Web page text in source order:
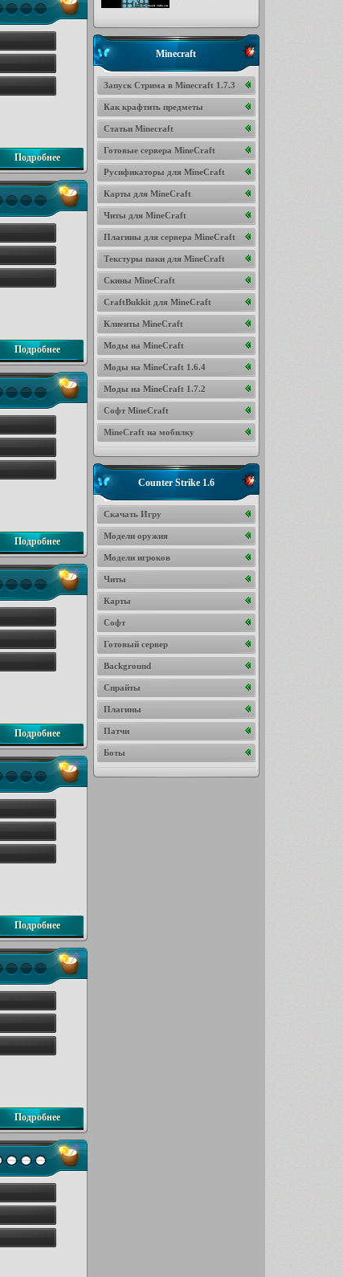
Подробнее
Подробнее
Подробнее
Подробнее
Подробнее
Подробнее
Minecraft
Запуск Стрима в Minecraft 1.7.3
Как крафтить предметы
Статьи Minecraft
Готовые сервера MineCraft
Русификаторы для MineCraft
Карты для MineCraft
Читы для MineCraft
Плагины для сервера MineCraft
Текстуры паки для MineCraft
Скины MineCraft
CraftBukkit для MineCraft
Клиенты MineCraft
Моды на MineCraft
Моды на MineCraft 1.6.4
Моды на MineCraft 1.7.2
Софт MineCraft
MineCraft на мобилку
Counter Strike 1.6
Скачать Игру
Модели оружия
Модели игроков
Читы
Карты
Софт
Готовый сервер
Background
Спрайты
Плагины
Патчи
Боты